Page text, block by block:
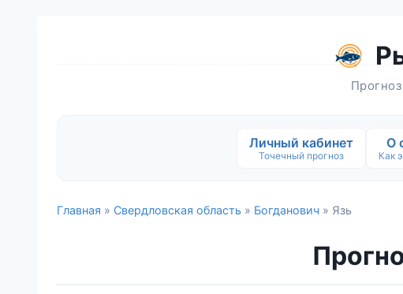
Личный кабинет
Точечный прогноз
О
Как
Главная » Свердловская область » Богданович » Язь